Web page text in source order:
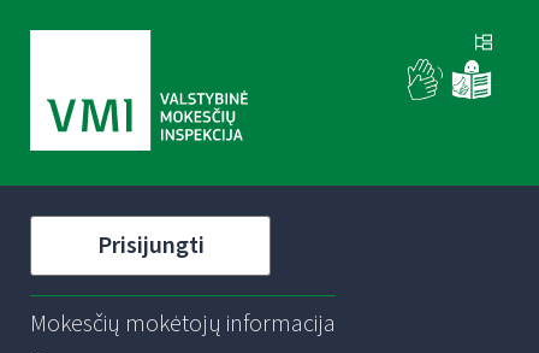
Prisijungti
Mokesčių mokėtojų informacija